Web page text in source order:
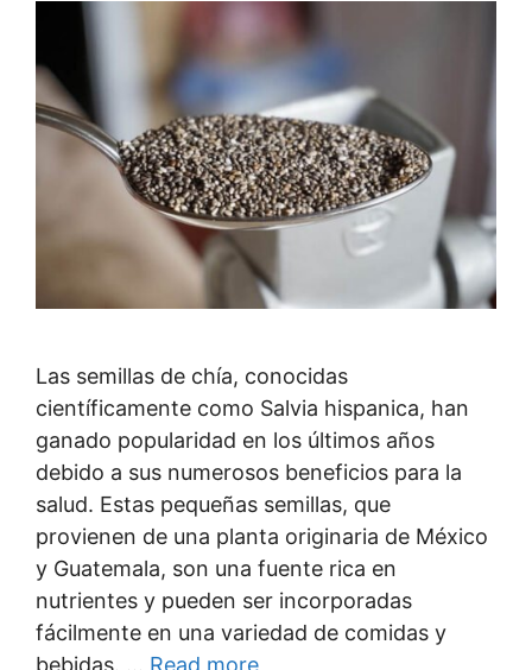
Las semillas de chía, conocidas
científicamente como Salvia hispanica, han
ganado popularidad en los últimos años
debido a sus numerosos beneficios para la
salud. Estas pequeñas semillas, que
provienen de una planta originaria de México
y Guatemala, son una fuente rica en
nutrientes y pueden ser incorporadas
fácilmente en una variedad de comidas y
bebidas. … Read more